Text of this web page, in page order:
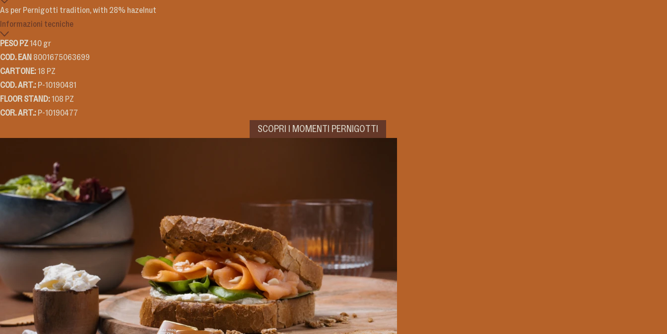
As per Pernigotti tradition, with 28% hazelnut
Informazioni tecniche
PESO PZ140 gr
COD. EAN 8001675063699
CARTONE:18 PZ
COD. ART.: P-10190481
FLOOR STAND:108 PZ
COR. ART.: P-10190477
SCOPRI I MOMENTI PERNIGOTTI